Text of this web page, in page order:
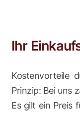
Ihr
Kostenvorteile
Prinzip: Bei uns
Es gilt ein Preis